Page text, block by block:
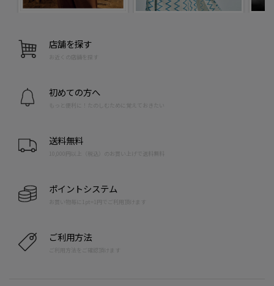
店舗を探す
お近くの店舗を探す
初めての方へ
もっと便利に！たのしむために覚えておきたい
送料無料
10,000円以上（税込）のお買い上げで送料無料
ポイントシステム
お買い物毎に1pt=1円でご利用頂けます
ご利用方法
ご利用方法をご確認頂けます